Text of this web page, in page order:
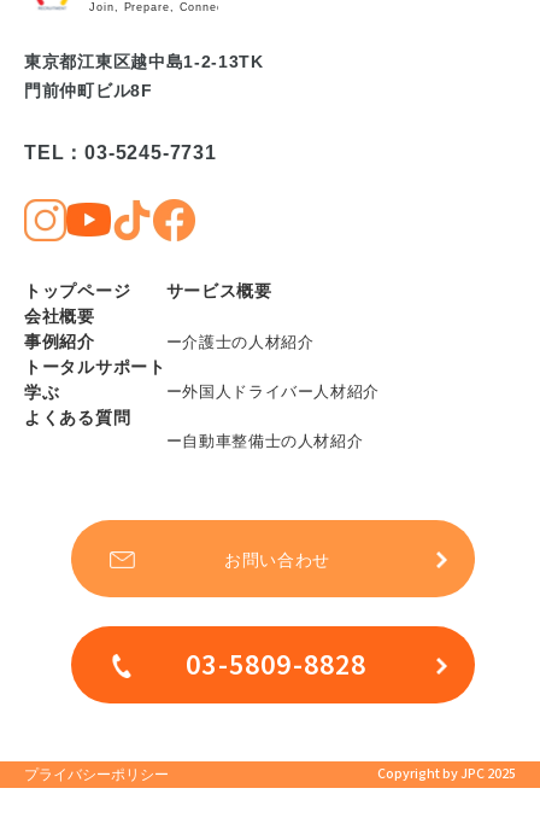
東京都江東区越中島1-2-13TK
門前仲町ビル8F
TEL：03-5245-7731
トップページ
会社概要
事例紹介
トータルサポート
学ぶ
よくある質問
サービス概要
ー介護士の人材紹介
ー外国人ドライバー人材紹介
ー自動車整備士の人材紹介
お問い合わせ
03-5809-8828
プライバシーポリシー Copyright by JPC 2025